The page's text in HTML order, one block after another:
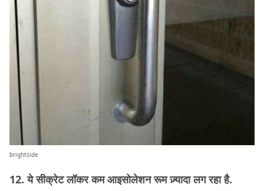
brightside
12. ये सीक्रेट लॉकर कम आइसोलेशन रूम ज़्यादा लग रहा है.